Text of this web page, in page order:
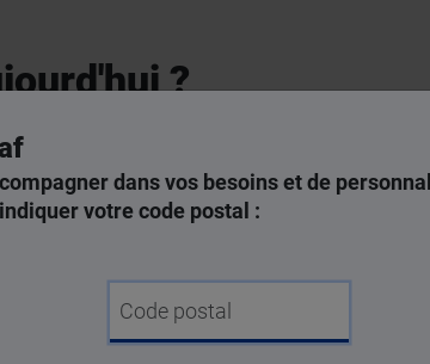
dans vos besoins et de
votre code postal :
?
une prestation